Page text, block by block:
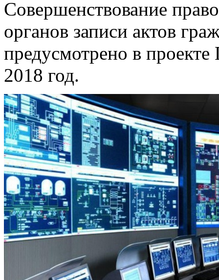
Совершенствование
органов записи актов
предусмотрено в
2018 год.